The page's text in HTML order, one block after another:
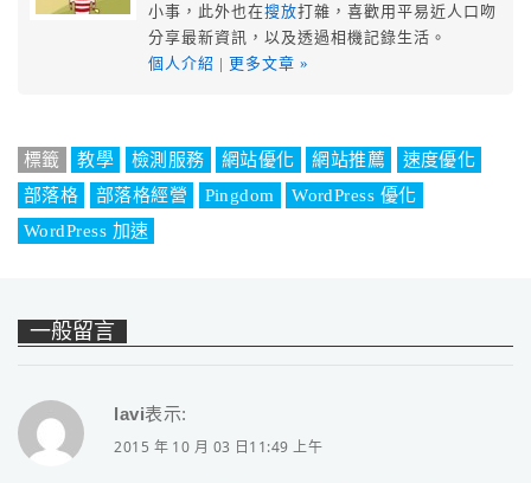
小事，此外也在搜放打雜，喜歡用平易近人口吻
分享最新資訊，以及透過相機記錄生活。
個人介紹 | 更多文章 »
標籤 教學 檢測服務 網站優化 網站推薦
速度優化
部落格
部落格經營 Pingdom
WordPress 優化
WordPress 加速
一般留言
lavi表示:
2015 年 10 月 03 日11:49 上午